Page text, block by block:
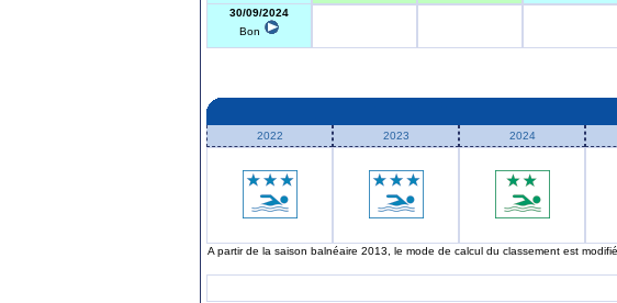
30/09/2024
Bon
2022 2023 2024
A partir de la saison balnéaire 2013, le mode de calcul du classement est